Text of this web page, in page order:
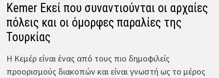
Kemer Εκεί που συναντιούνται οι αρχαίες
πόλεις και οι όμορφες παραλίες της
Τουρκίας
Η Κεμέρ είναι ένας από τους πιο δημοφιλείς
προορισμούς διακοπών και είναι γνωστή ως το μέρος